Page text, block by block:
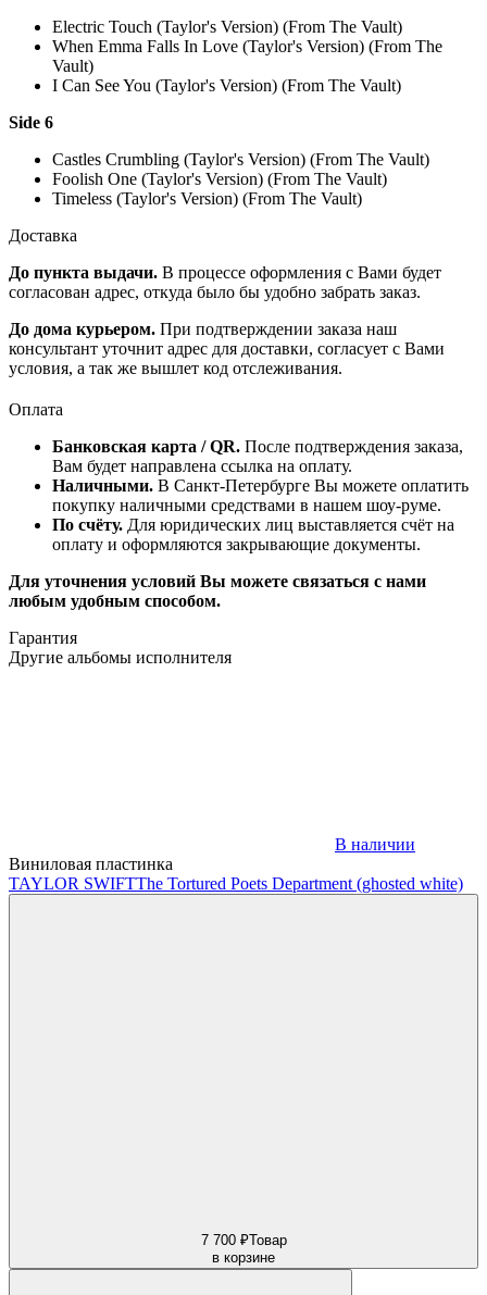
Electric Touch (Taylor's Version) (From The Vault)
When Emma Falls In Love (Taylor's Version) (From The
Vault)
I Can See You (Taylor's Version) (From The Vault)
Side 6
Castles Crumbling (Taylor's Version) (From The Vault)
Foolish One (Taylor's Version) (From The Vault)
Timeless (Taylor's Version) (From The Vault)
Доставка
До пункта выдачи. В процессе оформления с Вами будет
согласован адрес, откуда было бы удобно забрать заказ.
До дома курьером. При подтверждении заказа наш
консультант уточнит адрес для доставки, согласует с Вами
условия, а так же вышлет код отслеживания.
Оплата
Банковская карта / QR. После подтверждения заказа,
Вам будет направлена ссылка на оплату.
Наличными. В Санкт-Петербурге Вы можете оплатить
покупку наличными средствами в нашем шоу-руме.
По счёту. Для юридических лиц выставляется счёт на
оплату и оформляются закрывающие документы.
Для уточнения условий Вы можете связаться с нами
любым удобным способом.
Гарантия
Другие альбомы исполнителя
В наличии
Виниловая пластинка
TAYLOR SWIFTThe Tortured Poets Department (ghosted white)
7 700 ₽Товар
в корзине